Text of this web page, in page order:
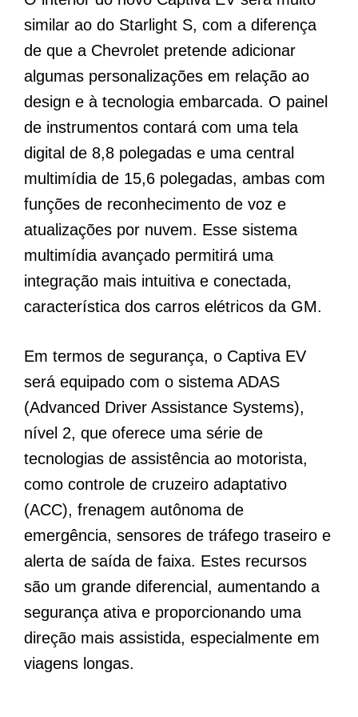
similar ao do Starlight S, com a diferença
de que a Chevrolet pretende adicionar
algumas personalizações em relação ao
design e à tecnologia embarcada. O painel
de instrumentos contará com uma tela
digital de 8,8 polegadas e uma central
multimídia de 15,6 polegadas, ambas com
funções de reconhecimento de voz e
atualizações por nuvem. Esse sistema
multimídia avançado permitirá uma
integração mais intuitiva e conectada,
característica dos carros elétricos da GM.
Em termos de segurança, o Captiva EV
será equipado com o sistema ADAS
(Advanced Driver Assistance Systems),
nível 2, que oferece uma série de
tecnologias de assistência ao motorista,
como controle de cruzeiro adaptativo
(ACC), frenagem autônoma de
emergência, sensores de tráfego traseiro e
alerta de saída de faixa. Estes recursos
são um grande diferencial, aumentando a
segurança ativa e proporcionando uma
direção mais assistida, especialmente em
viagens longas.